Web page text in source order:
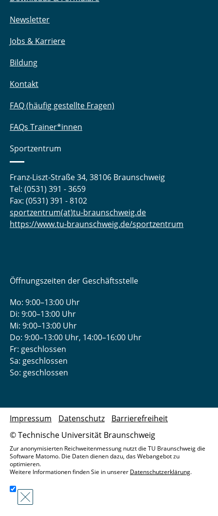
Newsletter
Jobs & Karriere
Bildung
Kontakt
FAQ (häufig gestellte Fragen)
FAQs Trainer*innen
Sportzentrum
Franz-Liszt-Straße 34, 38106 Braunschweig
Tel: (0531) 391 - 3659
Fax: (0531) 391 - 8102
sportzentrum(at)tu-braunschweig.de
https://www.tu-braunschweig.de/sportzentrum
Öffnungszeiten der Geschäftsstelle
Mo: 9:00–13:00 Uhr
Di: 9:00–13:00 Uhr
Mi: 9:00–13:00 Uhr
Do: 9:00­–13:00 Uhr, 14:00­–16:00 Uhr
Fr: geschlossen
Sa: geschlossen
So: geschlossen
© Technische Universität Braunschweig
Impressum Datenschutz Barrierefreiheit
Zur anonymisierten Reichweitenmessung nutzt die TU Braunschweig die
Software Matomo. Die Daten dienen dazu, das Webangebot zu
optimieren.
Weitere Informationen finden Sie in unserer Datenschutzerklärung.